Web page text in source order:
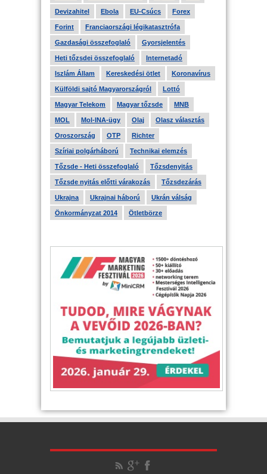
Devizahitel Ebola EU-Csúcs Forex
Forint Franciaországi légikatasztrófa
Gazdasági összefoglaló Gyorsjelentés
Heti tőzsdei összefoglaló Internetadó
Iszlám Állam Kereskedési ötlet Koronavírus
Külföldi sajtó Magyarországról Lottó
Magyar Telekom Magyar tőzsde MNB
MOL Mol-INA-ügy Olaj Olasz választás
Oroszország OTP Richter
Szíriai polgárháború Technikai elemzés
Tőzsde - Heti összefoglaló Tőzsdenyitás
Tőzsde nyitás előtti várakozás Tőzsdezárás
Ukrajna Ukrajnai háború Ukrán válság
Önkormányzat 2014 Ötletbörze